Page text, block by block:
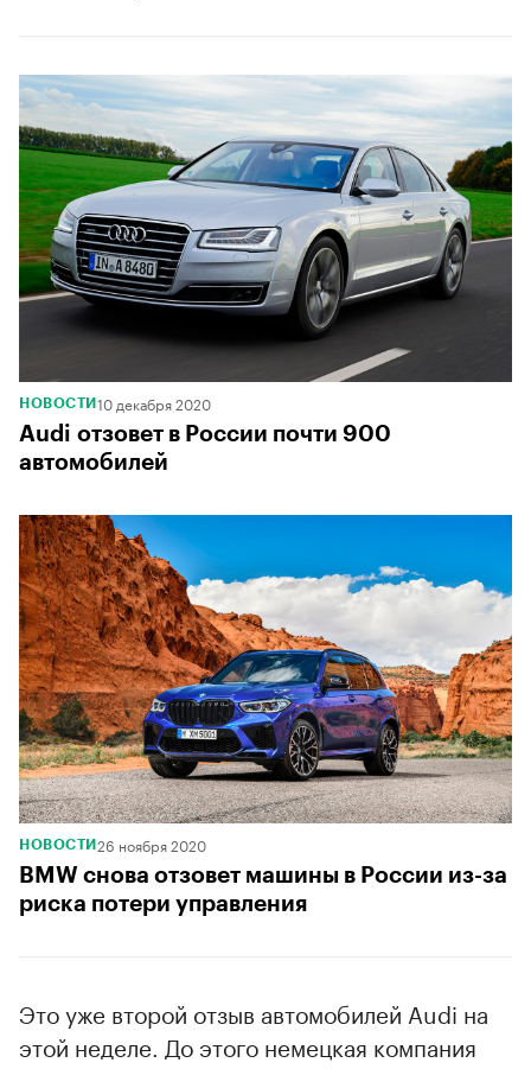
НОВОСТИ 10 декабря 2020
Audi отзовет в России почти 900
автомобилей
НОВОСТИ 26 ноября 2020
BMW снова отзовет машины в России из-за
риска потери управления
Это уже второй отзыв автомобилей Audi на
этой неделе. До этого немецкая компания